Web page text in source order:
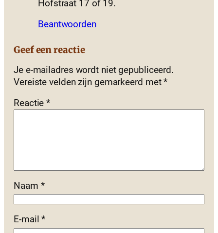
Hofstraat 17 of 19.
Beantwoorden
Geef een reactie
Je e-mailadres wordt niet gepubliceerd.
Vereiste velden zijn gemarkeerd met*
Reactie*
Naam *
E-mail*